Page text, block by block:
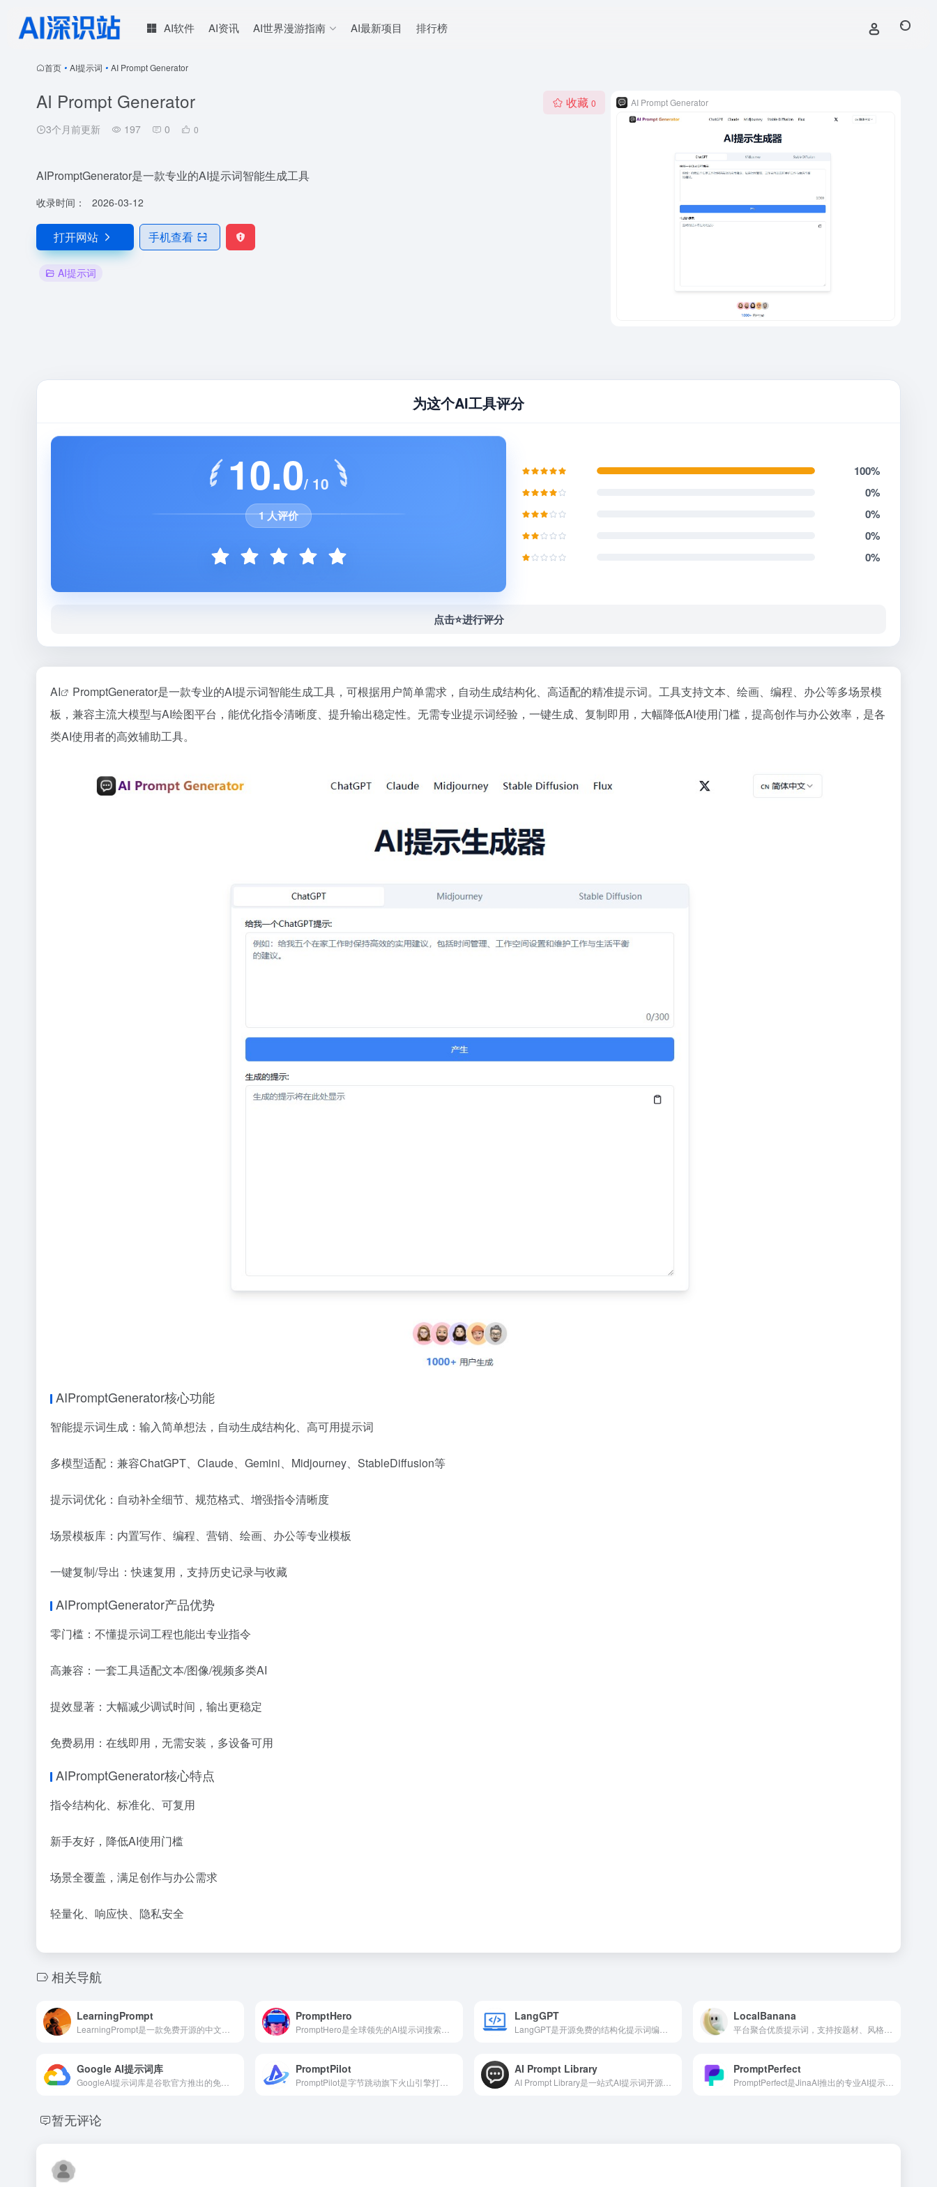
AI软件 AI资讯 AI世界漫游指南 AI最新项目 排行榜
首页 • AI提示词 • AI Prompt Generator
AI Prompt Generator
3个月前更新 197 0 0
收藏 0
AIPromptGenerator是一款专业的AI提示词智能生成工具
收录时间： 2026-03-12
打开网站 手机查看
AI提示词
AI Prompt Generator
为这个AI工具评分
10.0/ 10
1 人评价
100%
0%
0%
0%
0%
点击⭐️进行评分
AI
PromptGenerator是一款专业的AI提示词智能生成工具，可根据用户简单需求，自动生成结构化、高适配的精准提示词。工具支持文本、绘画、编程、办公等多场景模
板，兼容主流大模型与AI绘图平台，能优化指令清晰度、提升输出稳定性。无需专业提示词经验，一键生成、复制即用，大幅降低AI使用门槛，提高创作与办公效率，是各
类AI使用者的高效辅助工具。
AIPromptGenerator核心功能
智能提示词生成：输入简单想法，自动生成结构化、高可用提示词
多模型适配：兼容ChatGPT、Claude、Gemini、Midjourney、StableDiffusion等
提示词优化：自动补全细节、规范格式、增强指令清晰度
场景模板库：内置写作、编程、营销、绘画、办公等专业模板
一键复制/导出：快速复用，支持历史记录与收藏
AIPromptGenerator产品优势
零门槛：不懂提示词工程也能出专业指令
高兼容：一套工具适配文本/图像/视频多类AI
提效显著：大幅减少调试时间，输出更稳定
免费易用：在线即用，无需安装，多设备可用
AIPromptGenerator核心特点
指令结构化、标准化、可复用
新手友好，降低AI使用门槛
场景全覆盖，满足创作与办公需求
轻量化、响应快、隐私安全
相关导航
LearningPrompt PromptHero LangGPT LocalBanana
Google AI提示词库 PromptPilot AI Prompt Library PromptPerfect
暂无评论